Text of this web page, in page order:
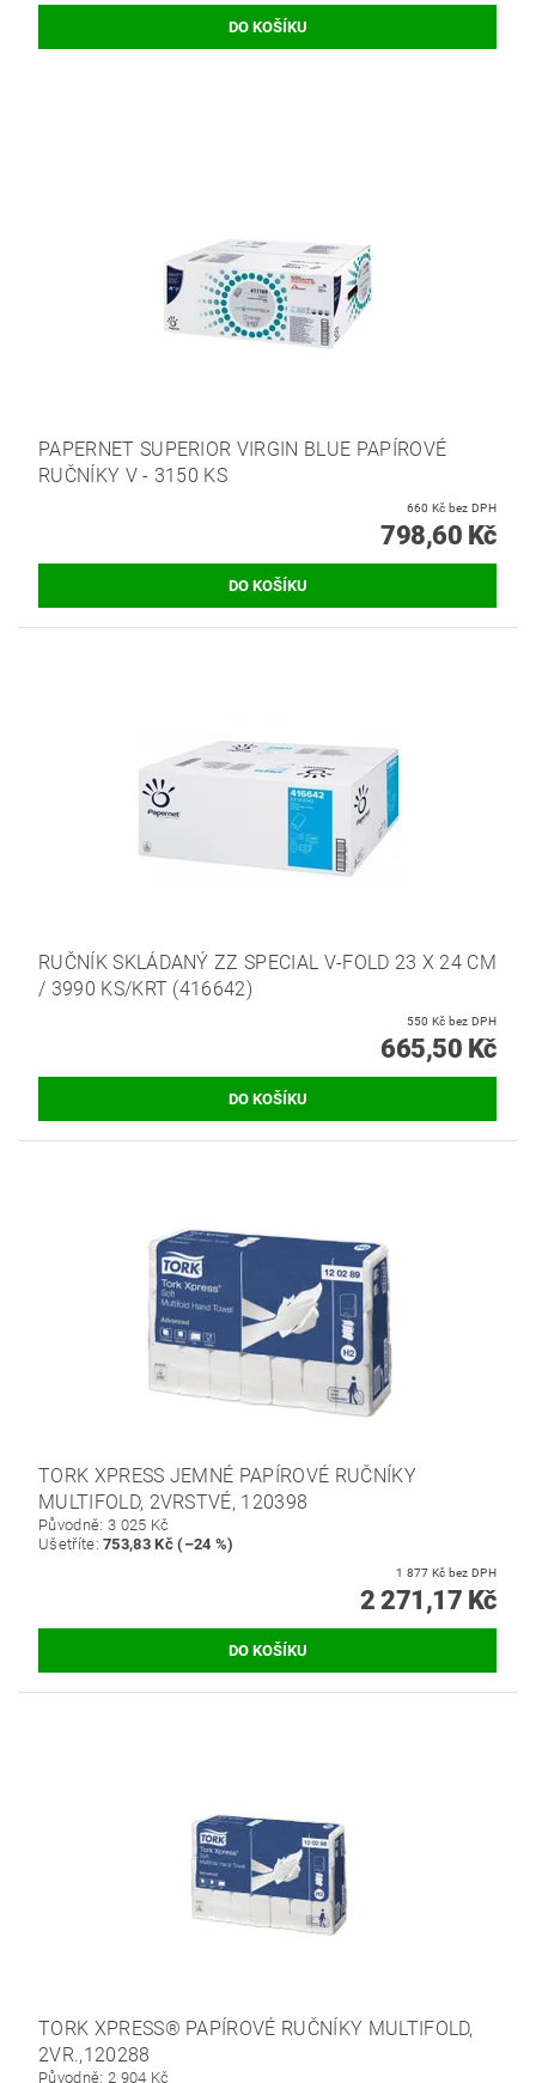
PAPERNET SUPERIOR VIRGIN BLUE PAPÍROVÉ
RUČNÍKY V - 3150 KS
660 Kč bez DPH
798,60 Kč
RUČNÍK SKLÁDANÝ ZZ SPECIAL V-FOLD 23 X 24 CM
/ 3990 KS/KRT (416642)
550 Kč bez DPH
665,50 Kč
TORK XPRESS JEMNÉ PAPÍROVÉ RUČNÍKY
MULTIFOLD, 2VRSTVÉ, 120398
Původně: 3 025 Kč
Ušetříte:753,83 Kč (–24 %)
1 877 Kč bez DPH
2 271,17 Kč
TORK XPRESS® PAPÍROVÉ RUČNÍKY MULTIFOLD,
2VR.,120288
Původně: 2 904 Kč